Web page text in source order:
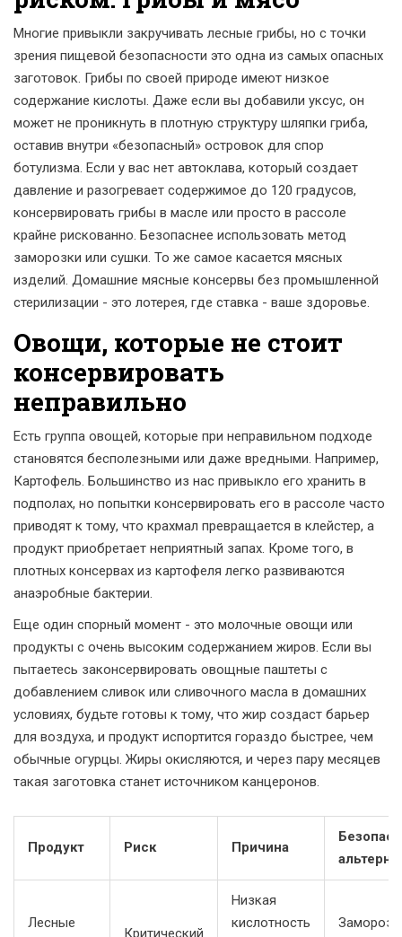
Многие привыкли закручивать лесные грибы, но с точки
зрения пищевой безопасности это одна из самых опасных
заготовок. Грибы по своей природе имеют низкое
содержание кислоты. Даже если вы добавили уксус, он
может не проникнуть в плотную структуру шляпки гриба,
оставив внутри «безопасный» островок для спор
ботулизма. Если у вас нет автоклава, который создает
давление и разогревает содержимое до 120 градусов,
консервировать грибы в масле или просто в рассоле
крайне рискованно. Безопаснее использовать метод
заморозки или сушки. То же самое касается мясных
изделий. Домашние мясные консервы без промышленной
стерилизации - это лотерея, где ставка - ваше здоровье.
Овощи, которые не стоит
консервировать
неправильно
Есть группа овощей, которые при неправильном подходе
становятся бесполезными или даже вредными. Например,
Картофель. Большинство из нас привыкло его хранить в
подполах, но попытки консервировать его в рассоле часто
приводят к тому, что крахмал превращается в клейстер, а
продукт приобретает неприятный запах. Кроме того, в
плотных консервах из картофеля легко развиваются
анаэробные бактерии.
Еще один спорный момент - это молочные овощи или
продукты с очень высоким содержанием жиров. Если вы
пытаетесь законсервировать овощные паштеты с
добавлением сливок или сливочного масла в домашних
условиях, будьте готовы к тому, что жир создаст барьер
для воздуха, и продукт испортится гораздо быстрее, чем
обычные огурцы. Жиры окисляются, и через пару месяцев
такая заготовка станет источником канцеронов.
Продукт Риск Причина
Лесные
Критический
Низкая
кислотность